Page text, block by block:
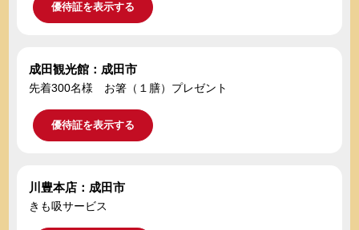
優待証を表示する
成田観光館：成田市
先着300名様 お箸（１膳）プレゼント
優待証を表示する
川豊本店：成田市
きも吸サービス